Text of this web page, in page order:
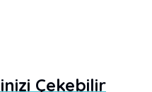
Çekebilir